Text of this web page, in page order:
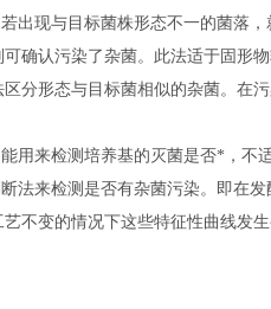
出现与目标菌株形态不一的菌落
确认污染了杂菌。此法适于固形
分形态与目标菌相似的杂菌。在
用来检测培养基的灭菌是否*，不
法来检测是否有杂菌污染。即在
不变的情况下这些特征性曲线发